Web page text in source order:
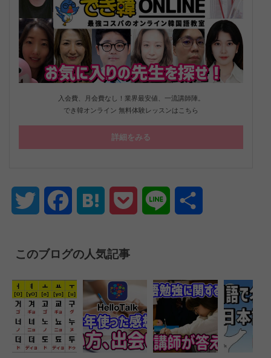
入会費、月会費なし！業界最安値、一流講師陣。
でき韓オンライン 無料体験レッスンはこちら
詳細をみる
Twitter FacebookHatena Pocket Line
このブログの人気記事